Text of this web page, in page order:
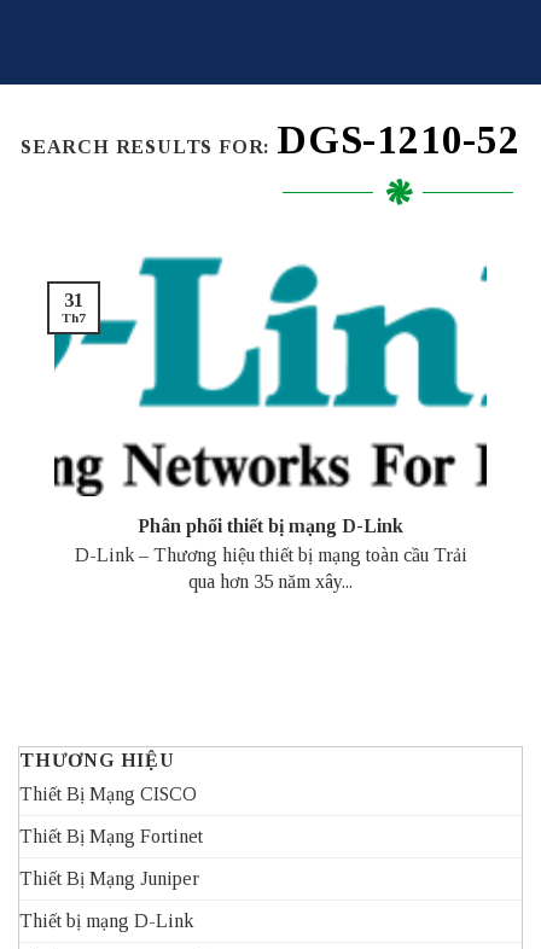
SEARCH RESULTS FOR: DGS-1210-52
Phân phối thiết bị mạng D-Link
D-Link – Thương hiệu thiết bị mạng toàn cầu Trải
qua hơn 35 năm xây...
31
Th7
THƯƠNG HIỆU
Thiết Bị Mạng CISCO
Thiết Bị Mạng Fortinet
Thiết Bị Mạng Juniper
Thiết bị mạng D-Link